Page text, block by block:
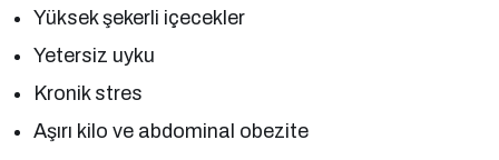
Yüksek şekerli içecekler
Yetersiz uyku
Kronik stres
Aşırı kilo ve abdominal obezite